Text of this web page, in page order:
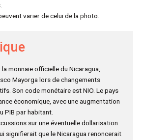
varier de celui de la photo.
la monnaie officielle du Nicaragua,
Mayorga lors de changements
Son code monétaire est NIO. Le pays
économique, avec une augmentation
PIB par habitant.
sur une éventuelle dollarisation
signifierait que le Nicaragua renoncerait